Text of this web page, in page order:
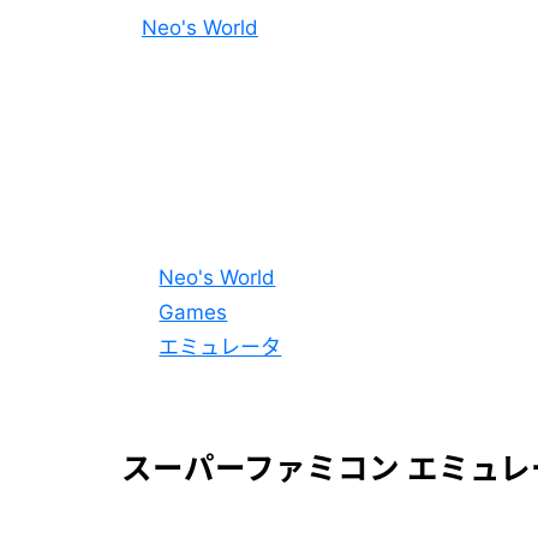
Neo's World
Neo's World
Games
エミュレータ
スーパーファミコン エミュ